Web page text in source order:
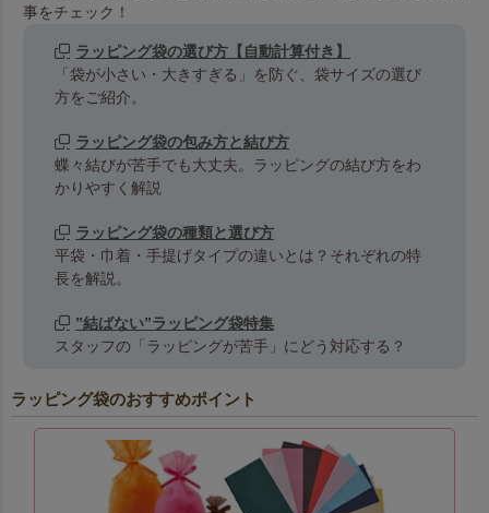
事をチェック！
ラッピング袋の選び方【自動計算付き】
「袋が小さい・大きすぎる」を防ぐ、袋サイズの選び
方をご紹介。
ラッピング袋の包み方と結び方
蝶々結びが苦手でも大丈夫。ラッピングの結び方をわ
かりやすく解説
ラッピング袋の種類と選び方
平袋・巾着・手提げタイプの違いとは？それぞれの特
長を解説。
”結ばない”ラッピング袋特集
スタッフの「ラッピングが苦手」にどう対応する？
ラッピング袋のおすすめポイント